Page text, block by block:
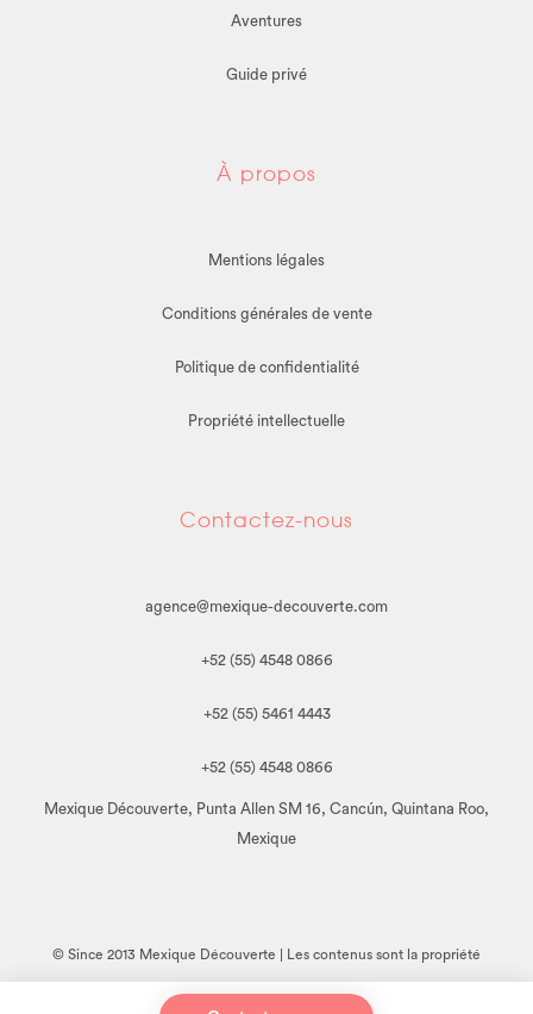
Aventures
Guide privé
À propos
Mentions légales
Conditions générales de vente
Politique de confidentialité
Propriété intellectuelle
Contactez-nous
agence@mexique-decouverte.com
+52 (55) 4548 0866
+52 (55) 5461 4443
+52 (55) 4548 0866
Mexique Découverte, Punta Allen SM 16, Cancún, Quintana Roo,
Mexique
© Since 2013 Mexique Découverte | Les contenus sont la propriété